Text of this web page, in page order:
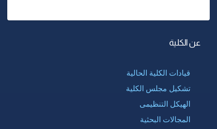
عن الكلية
قيادات الكلية الحالية
تشكيل مجلس الكلية
الهيكل التنظيمى
المجالات البحثية